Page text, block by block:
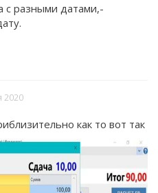
с разными датами,-
2020
как то вот так